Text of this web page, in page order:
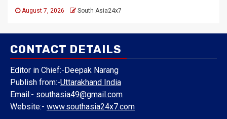
August 7, 2026 South Asia24x7
CONTACT DETAILS
Editor in Chief:-Deepak Narang
Publish from:-Uttarakhand India
Email:- southasia49@gmail.com
Website:- www.southasia24x7.com